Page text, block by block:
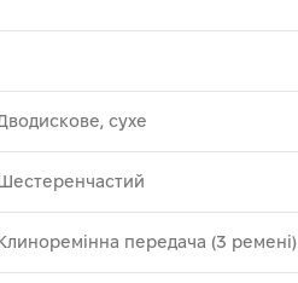
сухе
передача (3 ремені)